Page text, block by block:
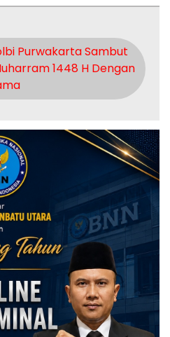
Purwakarta Sambut
1448 H Dengan